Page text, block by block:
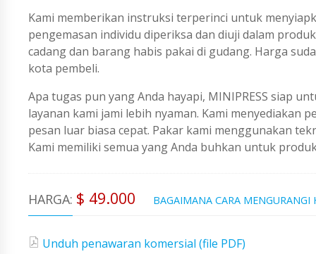
Kami memberikan instruksi terperinci untuk
pengemasan individu diperiksa dan diuji dalam
cadang dan barang habis pakai di gudang. Harga
kota pembeli.
Apa tugas pun yang Anda hayapi, MINIPRESS siap
layanan kami jami lebih nyaman. Kami menyediakan
pesan luar biasa cepat. Pakar kami menggunakan
Kami memiliki semua yang Anda buhkan untuk
HARGA: $ 49.000 BAGAIMANA CARA MENGURANGI
Unduh penawaran komersial (file PDF)